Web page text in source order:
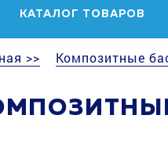
КАТАЛОГ ТОВАРОВ
>> Композитные